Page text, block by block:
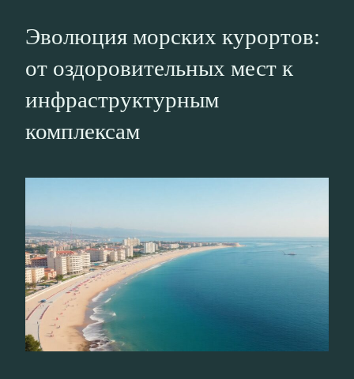
Эволюция морских курортов:
от оздоровительных мест к
инфраструктурным
комплексам